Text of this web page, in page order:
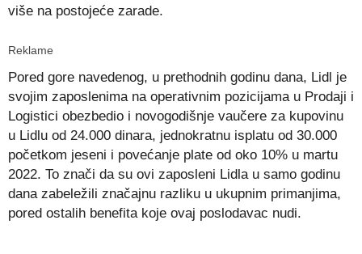
više na postojeće zarade.
Reklame
Pored gore navedenog, u prethodnih godinu dana, Lidl je
svojim zaposlenima na operativnim pozicijama u Prodaji i
Logistici obezbedio i novogodišnje vaučere za kupovinu
u Lidlu od 24.000 dinara, jednokratnu isplatu od 30.000
početkom jeseni i povećanje plate od oko 10% u martu
2022. To znači da su ovi zaposleni Lidla u samo godinu
dana zabeležili značajnu razliku u ukupnim primanjima,
pored ostalih benefita koje ovaj poslodavac nudi.